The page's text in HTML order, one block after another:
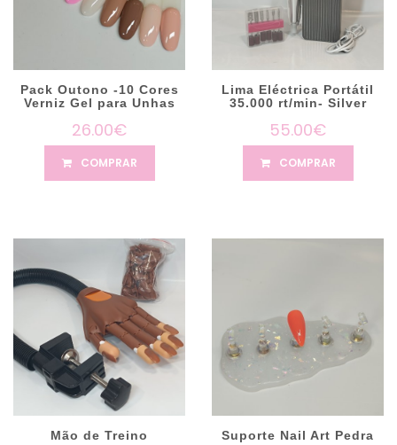
Pack Outono -10 Cores
Verniz Gel para Unhas
26.00€
COMPRAR
Lima Eléctrica Portátil
35.000 rt/min- Silver
55.00€
COMPRAR
Mão de Treino Suporte Nail Art Pedra